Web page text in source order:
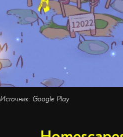
Источник: Google Play